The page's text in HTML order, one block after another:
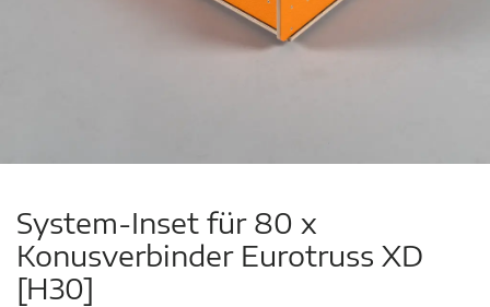
System-Inset für 80 x
Konusverbinder Eurotruss XD
[H30]